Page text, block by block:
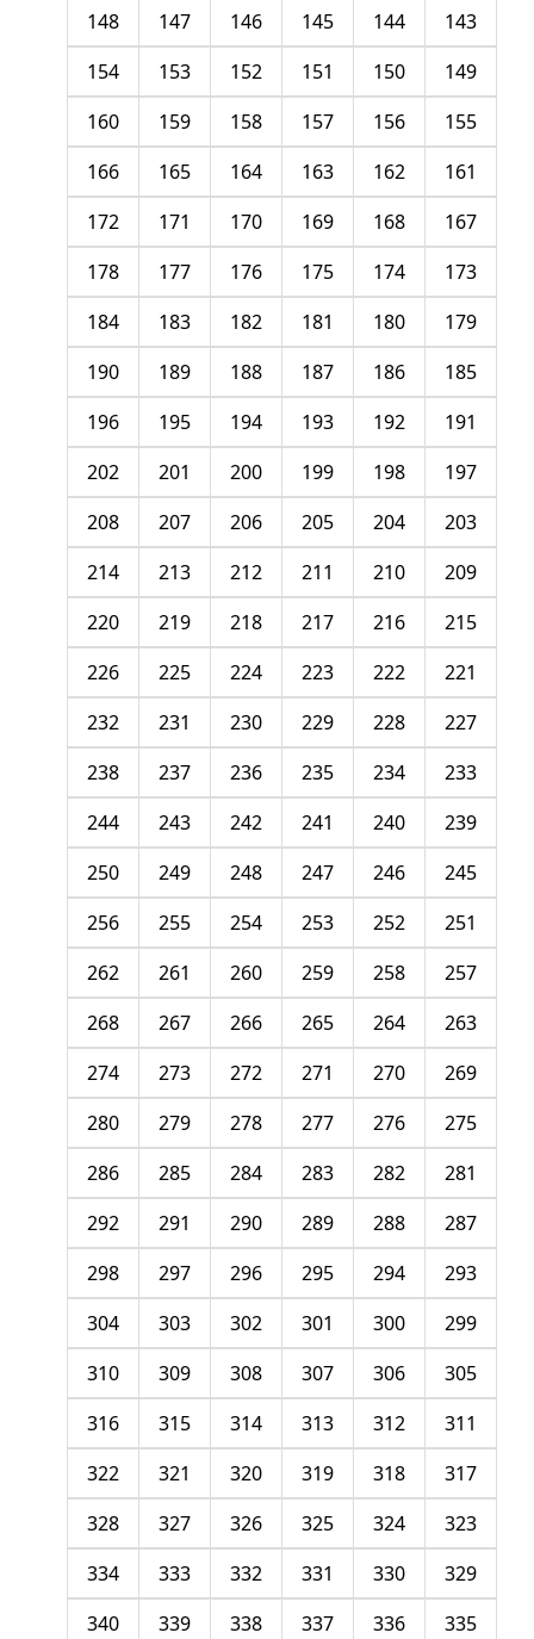
143
144
145
146
147
148
149
150
151
152
153
154
155
156
157
158
159
160
161
162
163
164
165
166
167
168
169
170
171
172
173
174
175
176
177
178
179
180
181
182
183
184
185
186
187
188
189
190
191
192
193
194
195
196
197
198
199
200
201
202
203
204
205
206
207
208
209
210
211
212
213
214
215
216
217
218
219
220
221
222
223
224
225
226
227
228
229
230
231
232
233
234
235
236
237
238
239
240
241
242
243
244
245
246
247
248
249
250
251
252
253
254
255
256
257
258
259
260
261
262
263
264
265
266
267
268
269
270
271
272
273
274
275
276
277
278
279
280
281
282
283
284
285
286
287
288
289
290
291
292
293
294
295
296
297
298
299
300
301
302
303
304
305
306
307
308
309
310
311
312
313
314
315
316
317
318
319
320
321
322
323
324
325
326
327
328
329
330
331
332
333
334
335
336
337
338
339
340